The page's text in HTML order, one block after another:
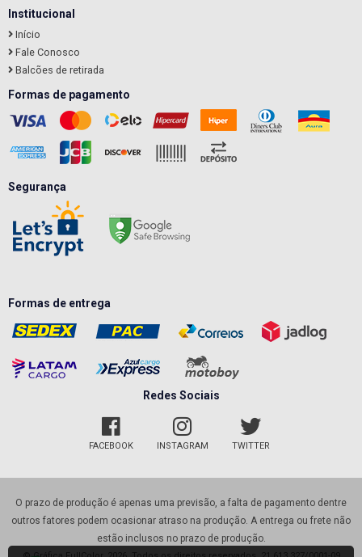
Institucional
Início
Fale Conosco
Balcões de retirada
Formas de pagamento
Segurança
Formas de entrega
Redes Sociais
FACEBOOK INSTAGRAM TWITTER
O prazo de produção é apenas uma previsão, a falta de pagamento dentre
outros fatores podem ocasionar atraso na produção. A entrega ou frete não
estão inclusos no prazo de produção.